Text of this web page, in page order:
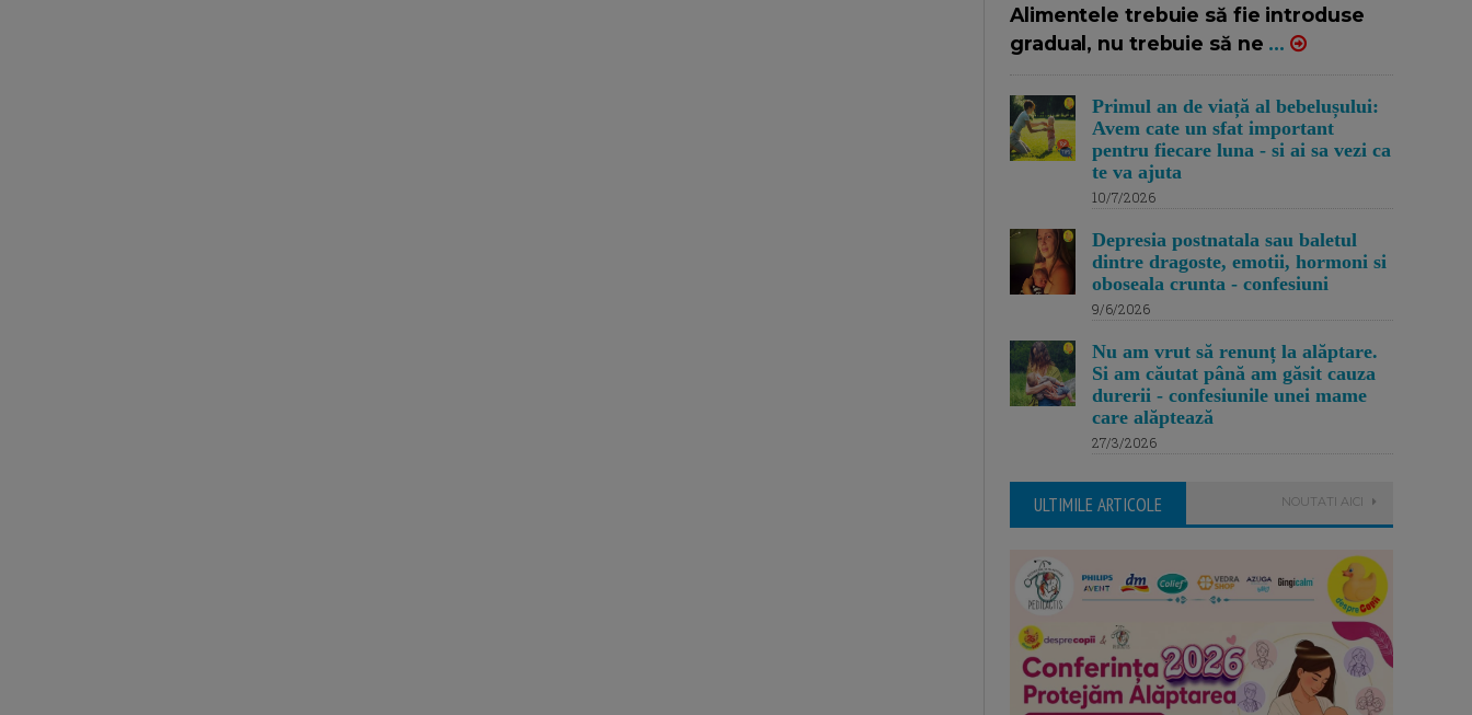
Alimentele trebuie să fie introduse
gradual, nu trebuie să ne ...
Primul an de viață al bebelușului:
Avem cate un sfat important
pentru fiecare luna - si ai sa vezi ca
te va ajuta
10/7/2026
Depresia postnatala sau baletul
dintre dragoste, emotii, hormoni si
oboseala crunta - confesiuni
9/6/2026
Nu am vrut să renunț la alăptare.
Si am căutat până am găsit cauza
durerii - confesiunile unei mame
care alăptează
27/3/2026
ULTIMILE ARTICOLE NOUTATI AICI